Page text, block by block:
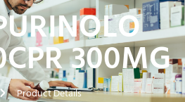
300MG
Product Details